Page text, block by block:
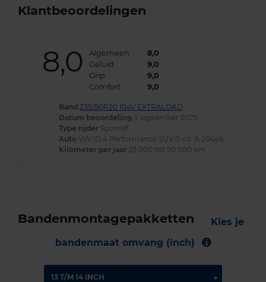
Klantbeoordelingen
8,0 Algemeen
8,0
Geluid
9,0
Grip
9,0
Comfort
9,0
Band 235/50R20 104V EXTRALOAD
Datum beoordeling 3 september 2025
Type rijder Sportief
Auto VW ID.4 Performance SUV 0-cil. A 204pk
Kilometer per jaar 25.000 tot 50.000 km
Bandenmontagepakketten
Kies je
bandenmaat omvang (inch)